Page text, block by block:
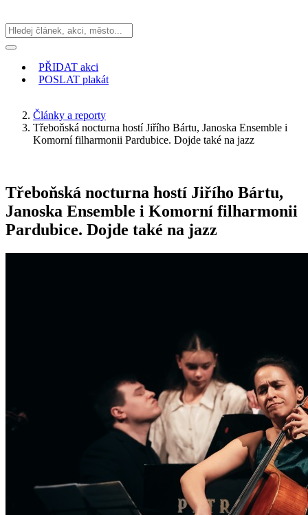
PŘIDAT akci
POSLAT plakát
Články a reporty
Třeboňská nocturna hostí Jiřího Bártu, Janoska Ensemble i
Komorní filharmonii Pardubice. Dojde také na jazz
Třeboňská nocturna hostí Jiřího Bártu,
Janoska Ensemble i Komorní filharmonii
Pardubice. Dojde také na jazz